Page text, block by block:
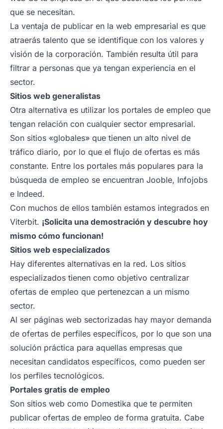
que se necesitan.
La ventaja de publicar en la web empresarial es que
atraerás talento que se identifique con los valores y
visión de la corporación. También resulta útil para
filtrar a personas que ya tengan experiencia en el
sector.
Sitios web generalistas
Otra alternativa es utilizar los portales de empleo que
tengan relación con cualquier sector empresarial.
Son sitios «globales» que tienen un alto nivel de
tráfico diario, por lo que el flujo de ofertas es más
constante. Entre los portales más populares para la
búsqueda de empleo se encuentran Jooble, Infojobs
e Indeed.
Con muchos de ellos también estamos integrados en
Viterbit. ¡Solicita una demostración y descubre hoy
mismo cómo funcionan!
Sitios web especializados
Hay diferentes alternativas en la red. Los sitios
especializados tienen como objetivo centralizar
ofertas de empleo que pertenezcan a un mismo
sector.
Al ser páginas web sectorizadas hay mayor demanda
de ofertas de perfiles específicos, por lo que son una
solución práctica para aquellas empresas que
necesitan candidatos específicos, como pueden ser
los perfiles tecnológicos.
Portales gratis de empleo
Son sitios web como Domestika que te permiten
publicar ofertas de empleo de forma gratuita. Cabe